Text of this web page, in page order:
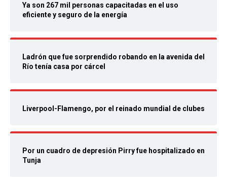
Ya son 267 mil personas capacitadas en el uso
eficiente y seguro de la energía
Ladrón que fue sorprendido robando en la avenida del
Río tenía casa por cárcel
Liverpool-Flamengo, por el reinado mundial de clubes
Por un cuadro de depresión Pirry fue hospitalizado en
Tunja